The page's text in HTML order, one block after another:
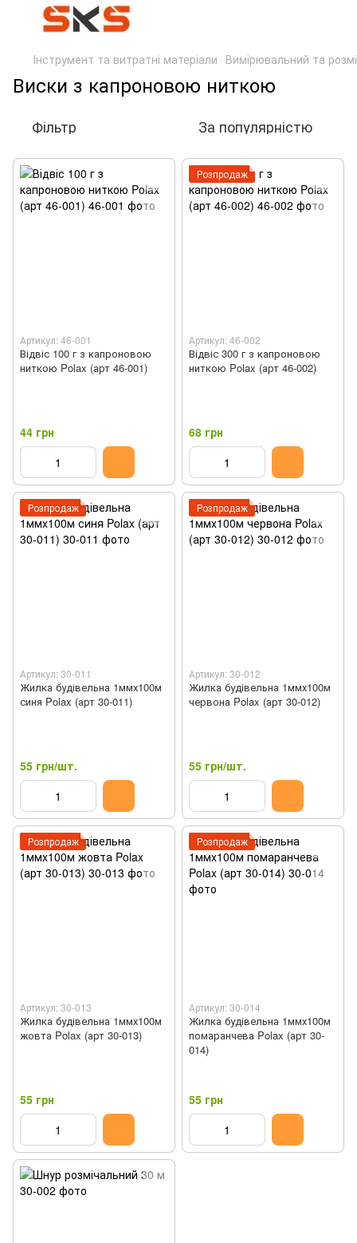
Інструмент та витратні матеріали Вимірювальний та
Виски з капроновою ниткою
Фільтр За популярністю
Артикул: 46-001
Відвіс 100 г з капроновою
ниткою Polax (арт 46-001)
44 грн
Розпродаж
Артикул: 46-002
Відвіс 300 г з капроновою
ниткою Polax (арт 46-002)
68 грн
Розпродаж
Артикул: 30-011
Жилка будівельна 1ммх100м
синя Polax (арт 30-011)
55 грн/шт.
Розпродаж
Артикул: 30-012
Жилка будівельна 1ммх100м
червона Polax (арт 30-012)
55 грн/шт.
Розпродаж
Артикул: 30-013
Жилка будівельна 1ммх100м
жовта Polax (арт 30-013)
55 грн
Розпродаж
Артикул: 30-014
Жилка будівельна 1ммх100м
помаранчева Polax (арт 30-
014)
55 грн